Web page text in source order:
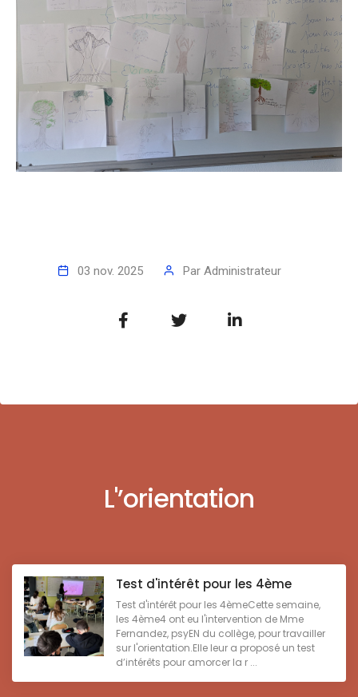
03 nov. 2025 Par Administrateur
L'’orientation
Test d'intérêt pour les 4ème
Test d'intérêt pour les 4èmeCette semaine,
les 4ème4 ont eu l'intervention de Mme
Fernandez, psyEN du collège, pour travailler
sur l'orientation.Elle leur a proposé un test
d’intérêts pour amorcer la r ...